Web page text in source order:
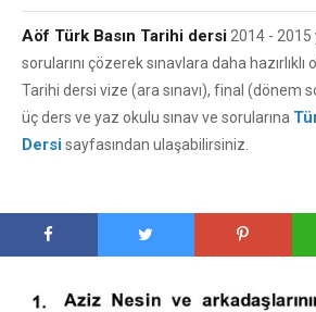
Aöf Türk Basın Tarihi dersi 2014 - 2015
sorularını çözerek sınavlara daha hazırlıklı
Tarihi dersi vize (ara sınavı), final (dönem
üç ders ve yaz okulu sınav ve sorularına
Dersisayfasından ulaşabilirsiniz.